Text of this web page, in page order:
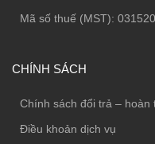
Mã số thuế (MST):
CHÍNH SÁCH
Chính sách đổi trả – hoàn
Điều khoản dịch vụ